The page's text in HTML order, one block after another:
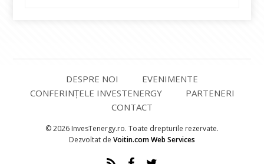
DESPRE NOI
EVENIMENTE
CONFERINȚELE INVESTENERGY
PARTENERI
CONTACT
© 2026 InvesTenergy.ro. Toate drepturile rezervate.
Dezvoltat de Voitin.com Web Services